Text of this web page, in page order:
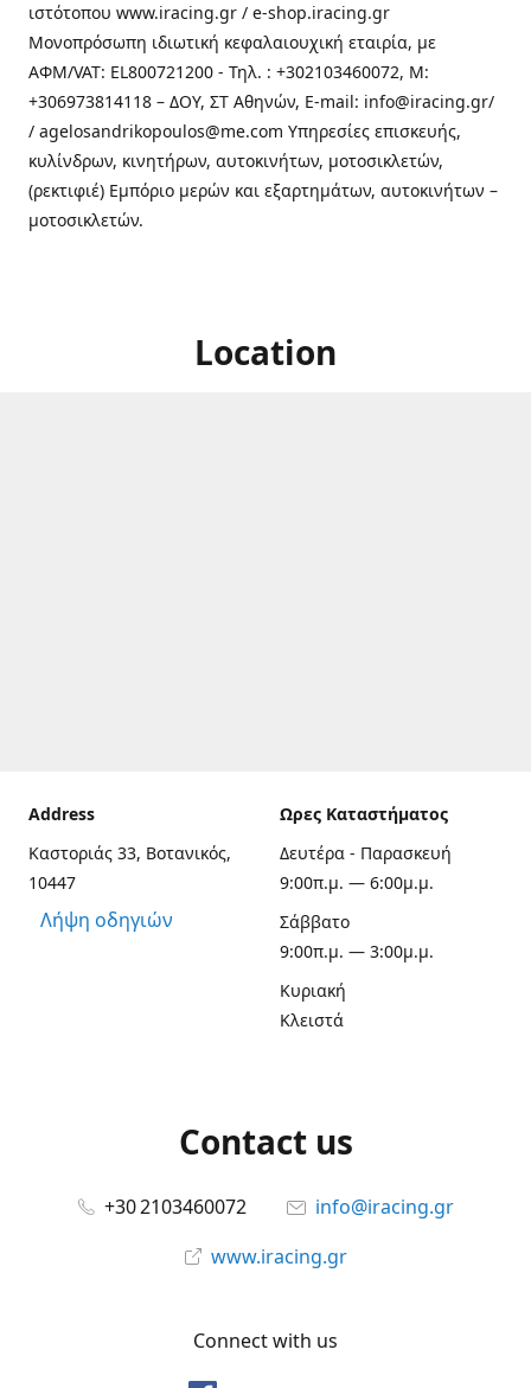
ιστότοπου www.iracing.gr / e-shop.iracing.gr
Μονοπρόσωπη ιδιωτική κεφαλαιουχική εταιρία, με
ΑΦΜ/VAT: EL800721200 - Τηλ. : +302103460072, M:
+306973814118 – ΔΟΥ, ΣΤ Αθηνών, E-mail: info@iracing.gr/
/ agelosandrikopoulos@me.com Υπηρεσίες επισκευής,
κυλίνδρων, κινητήρων, αυτοκινήτων, μοτοσικλετών,
(ρεκτιφιέ) Εμπόριο μερών και εξαρτημάτων, αυτοκινήτων –
μοτοσικλετών.
Location
Address
Καστοριάς 33, Βοτανικός,
10447
Λήψη οδηγιών
Ωρες Καταστήματος
Δευτέρα - Παρασκευή
9:00π.μ. — 6:00μ.μ.
Σάββατο
9:00π.μ. — 3:00μ.μ.
Κυριακή
Κλειστά
Contact us
+30 2103460072
info@iracing.gr
www.iracing.gr
Connect with us